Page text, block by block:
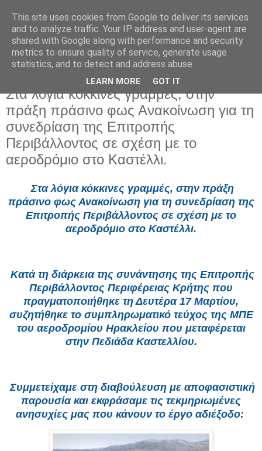
Τρίτη 18 Μαρτίου 2025
Στα λόγια κόκκινες γραμμές, στην
πράξη πράσινο φως Ανακοίνωση για τη
συνεδρίαση της Επιτροπής
Περιβάλλοντος σε σχέση με το
αεροδρόμιο στο Καστέλλι.
Στα λόγια κόκκινες γραμμές, στην πράξη
πράσινο φως Ανακοίνωση για τη συνεδρίαση της
Επιτροπής Περιβάλλοντος σε σχέση με το
αεροδρόμιο στο Καστέλλι.
Κατά τη διάρκεια της συνάντησης της Επιτροπής
Περιβάλλοντος Περιφέρειας Κρήτης που
πραγματοποιήθηκε τη Δευτέρα 17 Μαρτίου,
συζητήθηκε το συμπληρωματικό τεύχος της ΜΠΕ
του αεροδρομίου Ηρακλείου που μεταφέρεται
στην Πεδιάδα Καστελλίου.
Συμμετείχαμε στη διαβούλευση με αποφασιστική
παρουσία και εκφράσαμε τις τεκμηριωμένες
ανησυχίες μας που κάνουν το έργο αδιέξοδο:
This site uses cookies from Google to deliver its services
and to analyze traffic. Your IP address and user-agent are
shared with Google along with performance and security
metrics to ensure quality of service, generate usage
statistics, and to detect and address abuse.
LEARN MORE GOT IT